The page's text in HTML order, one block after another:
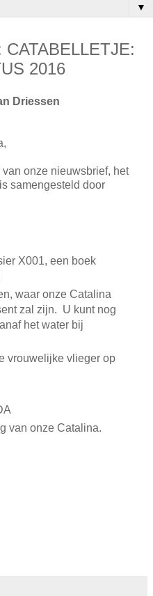
▼
CATABELLETJE:
2016
Driessen
onze nieuwsbrief, het
samengesteld door
X001, een boek
waar onze Catalina
zal zijn. U kunt nog
het water bij
vrouwelijke vlieger op
van onze Catalina.